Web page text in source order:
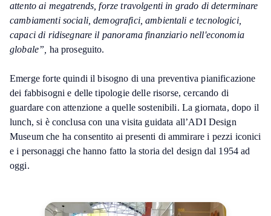
attento ai megatrends, forze travolgenti in grado di determinare
cambiamenti sociali, demografici, ambientali e tecnologici,
capaci di ridisegnare il panorama finanziario nell'economia
globale”, ha proseguito.
Emerge forte quindi il bisogno di una preventiva pianificazione
dei fabbisogni e delle tipologie delle risorse, cercando di
guardare con attenzione a quelle sostenibili. La giornata, dopo il
lunch, si è conclusa con una visita guidata all’ADI Design
Museum che ha consentito ai presenti di ammirare i pezzi iconici
e i personaggi che hanno fatto la storia del design dal 1954 ad
oggi.